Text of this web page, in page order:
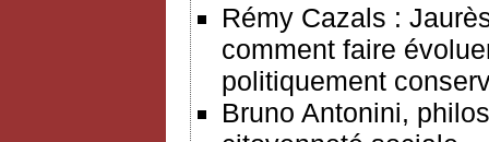
Rémy Cazals :
comment faire
politiquement
Bruno Antonini,